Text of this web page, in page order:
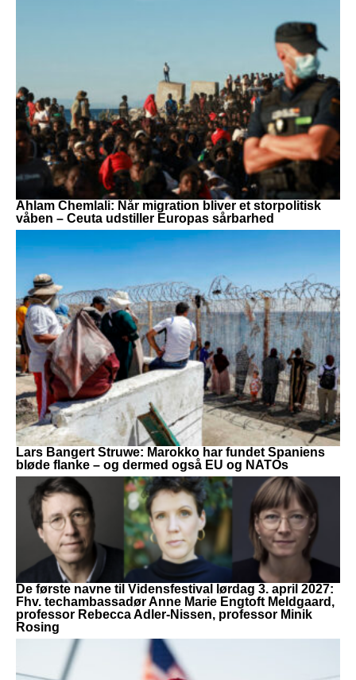
Ahlam Chemlali: Når migration bliver et storpolitisk
våben – Ceuta udstiller Europas sårbarhed
Lars Bangert Struwe: Marokko har fundet Spaniens
bløde flanke – og dermed også EU og NATOs
De første navne til Vidensfestival lørdag 3. april 2027:
Fhv. techambassadør Anne Marie Engtoft Meldgaard,
professor Rebecca Adler-Nissen, professor Minik
Rosing